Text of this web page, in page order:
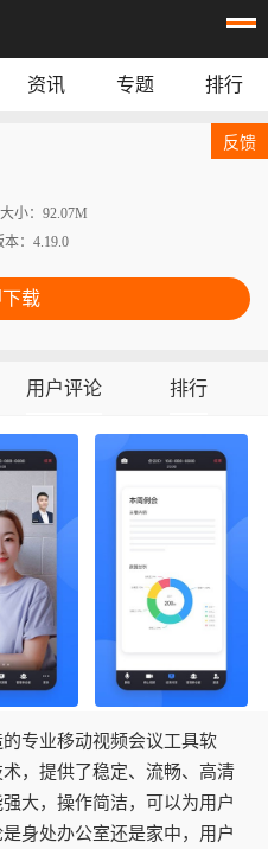
资讯 专题 排行
大小： 92.07M
： 4.19.0
载
反馈
用户评论 排行
专业移动视频会议工具软
，提供了稳定、流畅、高清
大，操作简洁，可以为用户
身处办公室还是家中，用户